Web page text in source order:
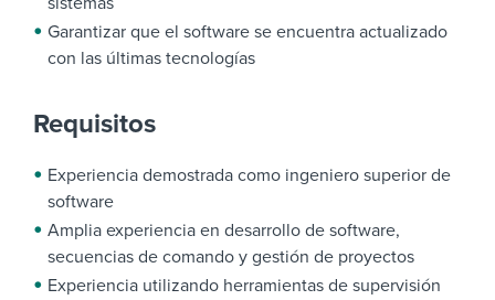
Garantizar que el software se encuentra actualizado
con las últimas tecnologías
Requisitos
Experiencia demostrada como ingeniero superior de
software
Amplia experiencia en desarrollo de software,
secuencias de comando y gestión de proyectos
Experiencia utilizando herramientas de supervisión